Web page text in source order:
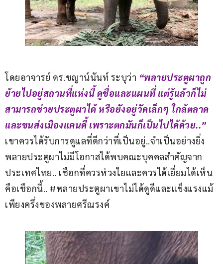
โดยอาจารย์ ดร.ชญาน์นันท์ ระบุว่า “พลายประตูผาถูก
ย้ายไปอยู่สถานที่แห่งนี้ ดูชื่อและแผนที่ แต่รู้แล้วก็ไม่
สามารถช่วยประตูผาได้ หรือยังอยู่วัดเล็กๆ ใกล้ตลาด
และขนส่งเมืองแคนดี้ เพราะตกมันก็เป็นไปได้ด้วย..”
เขาควรได้รับการดูแลที่ดีกว่าที่เป็นอยู่..จำเป็นอย่างยิ่ง
พลายประตูผาไม่มีโอกาสได้พบคณะบุคคลสำคัญจาก
ประเทศไทย.. เชือกที่ควรห่วงใยและควรได้เยี่ยมได้เห็น
คือเชือกนี้.. #พลายประตูผาเขาไม่ได้ดูดีและแข็งแรงแม้
เพียงครึ่งของพลายศรีณรงค์​